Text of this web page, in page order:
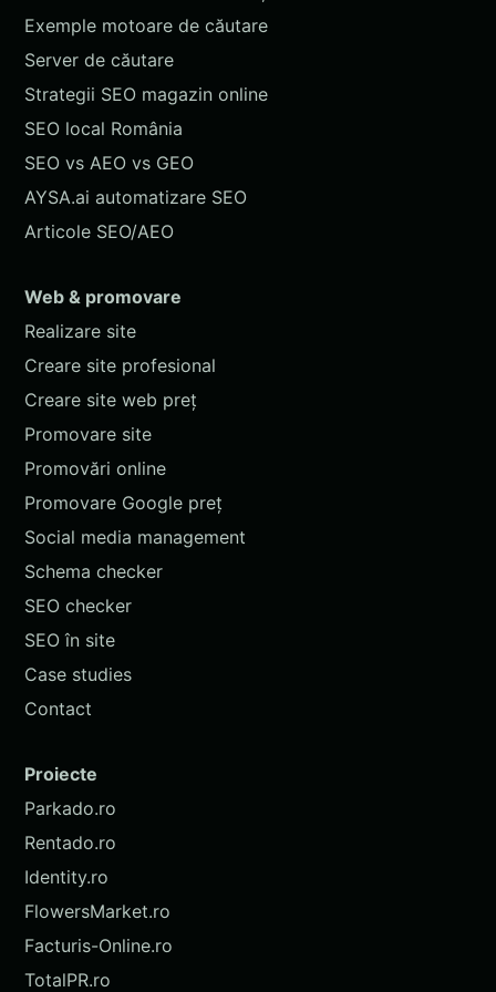
Exemple motoare de căutare
Server de căutare
Strategii SEO magazin online
SEO local România
SEO vs AEO vs GEO
AYSA.ai automatizare SEO
Articole SEO/AEO
Web & promovare
Realizare site
Creare site profesional
Creare site web preț
Promovare site
Promovări online
Promovare Google preț
Social media management
Schema checker
SEO checker
SEO în site
Case studies
Contact
Proiecte
Parkado.ro
Rentado.ro
Identity.ro
FlowersMarket.ro
Facturis-Online.ro
TotalPR.ro